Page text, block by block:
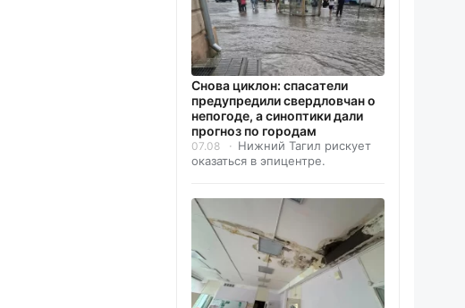
Снова циклон: спасатели
предупредили свердловчан о
непогоде, а синоптики дали
прогноз по городам
07.08
Нижний Тагил рискует
оказаться в эпицентре.